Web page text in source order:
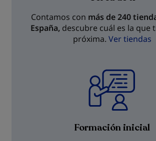
Contamos con más de 240
España, descubre cuál es la que
próxima. Ver tiendas
Formación inicial